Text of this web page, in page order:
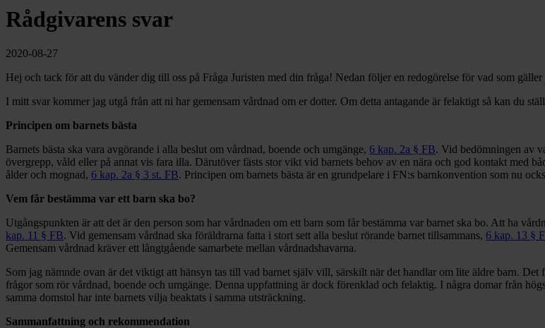
Rådgivarens svar
2020-08-27
Hej och tack för att du vänder dig till oss på Fråga Juristen med din fråga! Nedan följer en redogörelse för vad som
I mitt svar kommer jag utgå från att ni har gemensam vårdnad om er dotter. Om detta antagande är felaktigt så kan du
Principen om barnets bästa
Barnets bästa ska vara avgörande i alla beslut om vårdnad, boende och umgänge, 6 kap. 2a § FB. Vid bedömningen av
övergrepp, våld eller på annat vis fara illa. Därutöver fästs stor vikt vid barnets behov av en nära och god kontakt med
ålder och mognad, 6 kap. 2a § 3 st. FB. Principen om barnets bästa är en grundpelare i FN:s barnkonvention som nu
Vem får bestämma var ett barn ska bo?
Utgångspunkten är att det är den person som har vårdnaden om ett barn som får bestämma var barnet ska bo. Att ha
kap. 11 § FB. Vid gemensam vårdnad ska föräldrarna fatta i stort sett alla beslut rörande barnet tillsammans, 6 kap. 13 §
Gemensam vårdnad kräver ett långtgående samarbete mellan vårdnadshavarna.
Som jag nämnde ovan är det viktigt att hänsyn tas till vad barnet själv vill, särskilt när det handlar om lite äldre barn.
frågor som rör vårdnad, boende och umgänge. Denna uppfattning är dock förenklad och felaktig. I några domar från
samma domstol har inte barnets vilja beaktats i samma utsträckning.
Sammanfattning och rekommendation